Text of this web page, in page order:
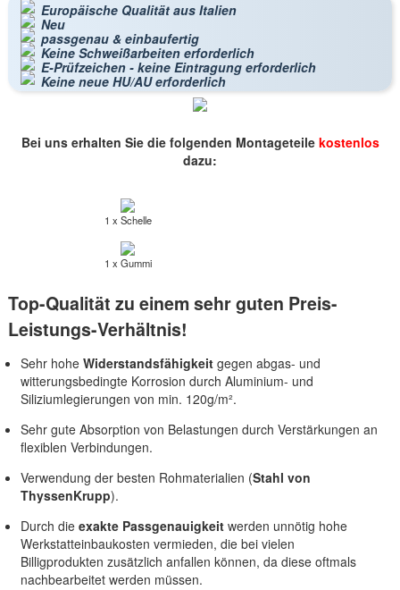
Europäische Qualität aus Italien
Neu
passgenau & einbaufertig
Keine Schweißarbeiten erforderlich
E-Prüfzeichen - keine Eintragung erforderlich
Keine neue HU/AU erforderlich
Bei uns erhalten Sie die folgenden Montageteile kostenlos
dazu:
1 x Schelle
1 x Gummi
Top-Qualität zu einem sehr guten Preis-
Leistungs-Verhältnis!
Sehr hohe Widerstandsfähigkeit gegen abgas- und
witterungsbedingte Korrosion durch Aluminium- und
Siliziumlegierungen von min. 120g/m².
Sehr gute Absorption von Belastungen durch Verstärkungen an
flexiblen Verbindungen.
Verwendung der besten Rohmaterialien (Stahl von
ThyssenKrupp).
Durch dieexakte Passgenauigkeitwerden unnötig hohe
Werkstatteinbaukosten vermieden, die bei vielen
Billigprodukten zusätzlich anfallen können, da diese oftmals
nachbearbeitet werden müssen.